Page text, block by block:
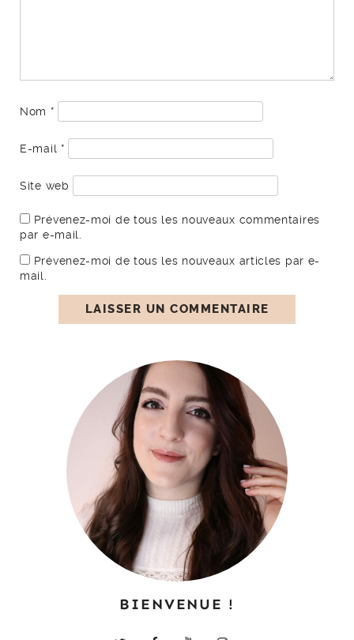
Nom *
E-mail *
Site web
Prévenez-moi de tous les nouveaux commentaires
par e-mail.
Prévenez-moi de tous les nouveaux articles par e-
mail.
BIENVENUE !